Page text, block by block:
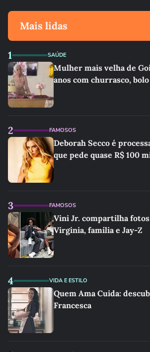
Mais lidas
1 SAÚDE
Mulher mais velha de
anos com churrasco,
2 FAMOSOS
Deborah Secco é
que pede quase R$ 100
3 FAMOSOS
Vini Jr. compartilha
Virginia, família e Jay-Z
4 VIDA E ESTILO
Quem Ama Cuida:
Francesca